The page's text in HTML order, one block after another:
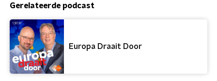
Gerelateerde podcast
Europa Draait Door